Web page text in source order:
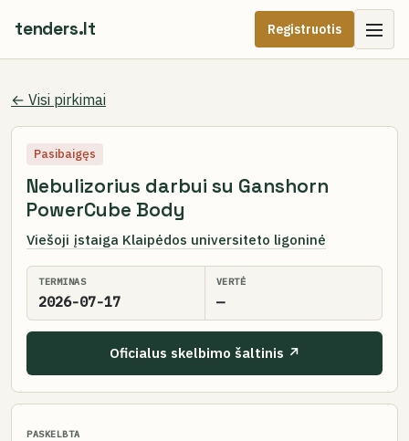
tenders.lt Registruotis
← Visi pirkimai
Pasibaigęs
Nebulizorius darbui su Ganshorn
PowerCube Body
Viešoji įstaiga Klaipėdos universiteto ligoninė
TERMINAS
2026-07-17
VERTĖ
—
Oficialus skelbimo šaltinis ↗
PASKELBTA